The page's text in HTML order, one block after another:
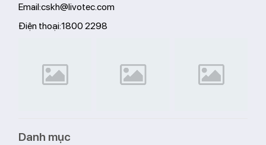
Email:cskh@livotec.com
Điện thoại:1800 2298
Danh mục